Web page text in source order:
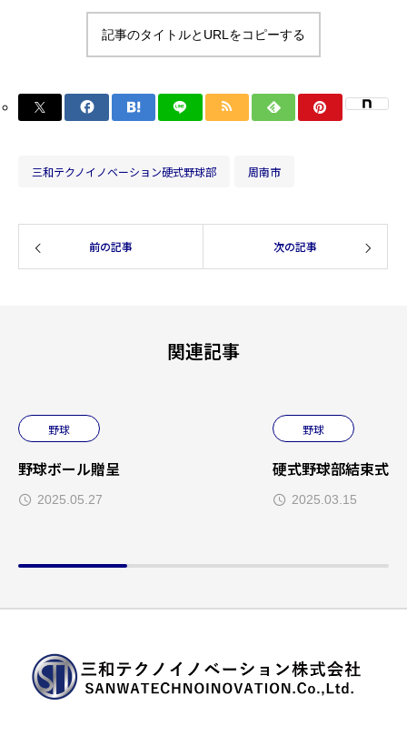
記事のタイトルとURLをコピーする
三和テクノイノベーション硬式野球部 周南市
前の記事 次の記事
関連記事
野球
野球ボール贈呈
2025.05.27
野球
硬式野球部結束式
2025.03.15